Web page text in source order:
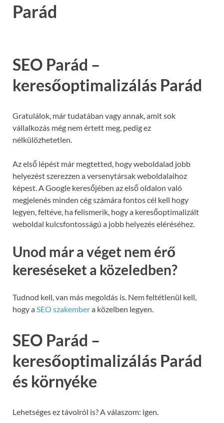
Parád
SEO Parád –
keresőoptimalizálás Parád
Gratulálok, már tudatában vagy annak, amit sok
vállalkozás még nem értett meg, pedig ez
nélkülözhetetlen.
Az első lépést már megtetted, hogy weboldalad jobb
helyezést szerezzen a versenytársak weboldalaihoz
képest. A Google keresőjében az első oldalon való
megjelenés minden cég számára fontos cél kell hogy
legyen, feltéve, ha felismerik, hogy a keresőoptimalizált
weboldal kulcsfontosságú a jobb helyezés eléréséhez.
Unod már a véget nem érő
kereséseket a közeledben?
Tudnod kell, van más megoldás is. Nem feltétlenül kell,
hogy aSEO szakembera közelben legyen.
SEO Parád –
keresőoptimalizálás Parád
és környéke
Lehetséges ez távolról is? A válaszom: igen.